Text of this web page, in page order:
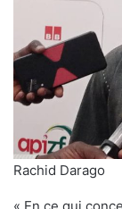
Rachid Darago